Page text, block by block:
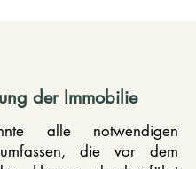
der Immobilie
alle notwendigen
die vor dem